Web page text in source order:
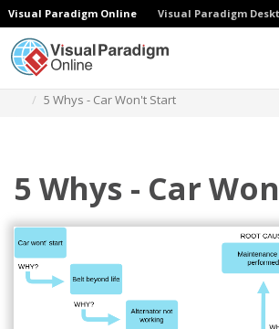
Visual Paradigm Online Visual Paradigm
5 Whys - Car Won't Start
5 Whys - Car